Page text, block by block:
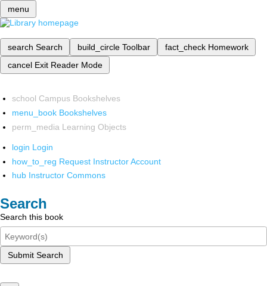
menu
search Search build_circle Toolbar fact_check Homework
cancel Exit Reader Mode
school Campus Bookshelves
menu_book Bookshelves
perm_media Learning Objects
login Login
how_to_reg Request Instructor Account
hub Instructor Commons
Search
Search this book
Submit Search